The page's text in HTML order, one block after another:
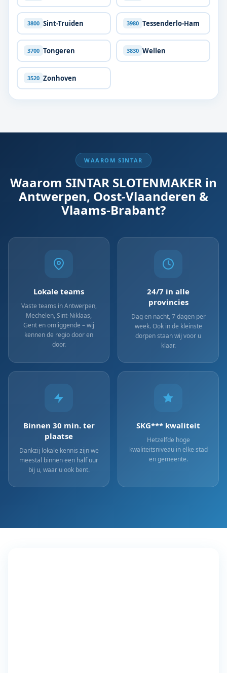
3800 Sint-Truiden 3980 Tessenderlo-Ham
3700 Tongeren 3830 Wellen
3520 Zonhoven
WAAROM SINTAR
Waarom SINTAR SLOTENMAKER in
Antwerpen, Oost-Vlaanderen &
Vlaams-Brabant?
Lokale teams
Vaste teams in Antwerpen,
Mechelen, Sint-Niklaas,
Gent en omliggende – wij
kennen de regio door en
door.
24/7 in alle
provincies
Dag en nacht, 7 dagen per
week. Ook in de kleinste
dorpen staan wij voor u
klaar.
Binnen 30 min. ter
plaatse
Dankzij lokale kennis zijn we
meestal binnen een half uur
bij u, waar u ook bent.
SKG*** kwaliteit
Hetzelfde hoge
kwaliteitsniveau in elke stad
en gemeente.